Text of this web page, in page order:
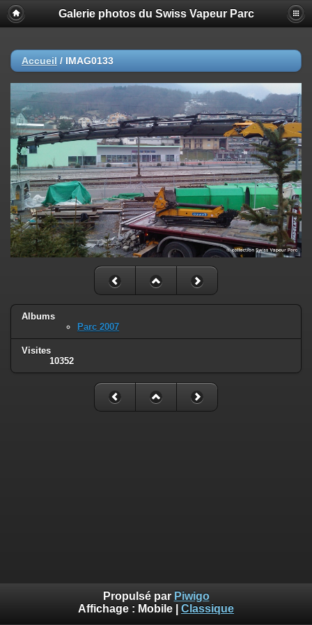
Galerie photos du Swiss Vapeur Parc
Accueil / IMAG0133
Albums
Parc 2007
Visites
10352
Propulsé par Piwigo
Affichage : Mobile Classique